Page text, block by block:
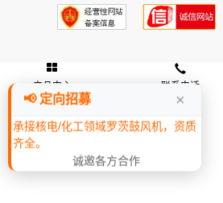
📢 定向招募 ×
承接核电/化工领域罗茨鼓风机，资质
齐全。
诚邀各方合作
产品中心 联系电话
13755181118